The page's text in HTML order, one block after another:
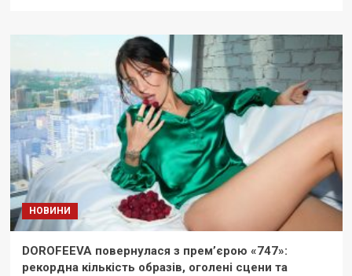
НОВИНИ
DOROFEEVA повернулася з прем’єрою «747»:
рекордна кількість образів, оголені сцени та